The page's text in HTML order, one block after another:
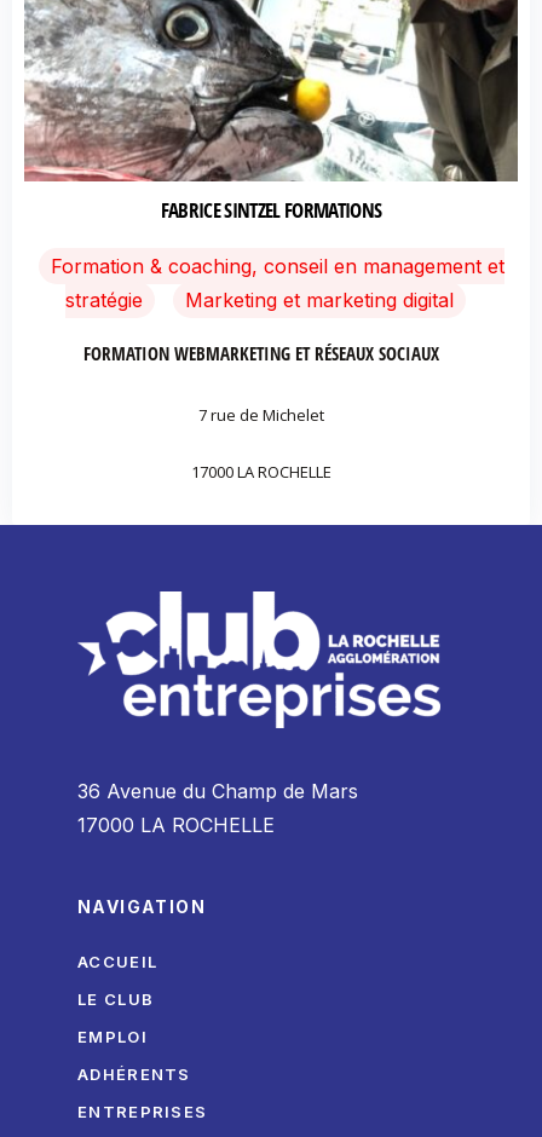
FABRICE SINTZEL FORMATIONS
Formation & coaching, conseil en management et
stratégie
Marketing et marketing digital
FORMATION WEBMARKETING ET RÉSEAUX SOCIAUX
7 rue de Michelet
17000 LA ROCHELLE
36 Avenue du Champ de Mars
17000 LA ROCHELLE
NAVIGATION
ACCUEIL
LE CLUB
EMPLOI
ADHÉRENTS
ENTREPRISES